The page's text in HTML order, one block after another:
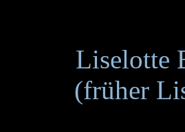
Liselotte
(früher